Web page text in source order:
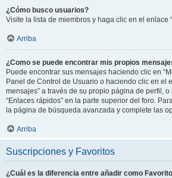
¿Cómo busco usuarios?
Visite la lista de miembros y haga clic en el enlace
Arriba
¿Como se puede encontrar mis propios
Puede encontrar sus mensajes haciendo clic en
Panel de Control de Usuario o haciendo clic en el
mensajes” a través de su propio página de perfil,
“Enlaces rápidos” en la parte superior del foro.
la página de búsqueda avanzada y complete las
Arriba
Suscripciones y Favoritos
¿Cuál es la diferencia entre añadir como